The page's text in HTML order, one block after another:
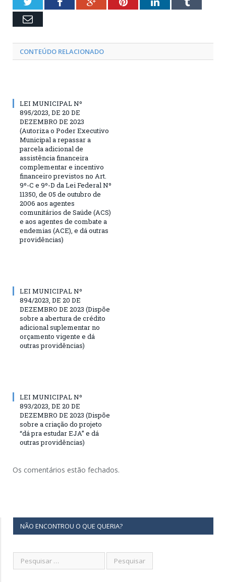
Email
CONTEÚDO RELACIONADO
LEI MUNICIPAL Nº
895/2023, DE 20 DE
DEZEMBRO DE 2023
(Autoriza o Poder Executivo
Municipal a repassar a
parcela adicional de
assistência financeira
complementar e incentivo
financeiro previstos no Art.
9º-C e 9º-D da Lei Federal Nº
11350, de 05 de outubro de
2006 aos agentes
comunitários de Saúde (ACS)
e aos agentes de combate a
endemias (ACE), e dá outras
providências)
LEI MUNICIPAL Nº
894/2023, DE 20 DE
DEZEMBRO DE 2023 (Dispõe
sobre a abertura de crédito
adicional suplementar no
orçamento vigente e dá
outras providências)
LEI MUNICIPAL Nº
893/2023, DE 20 DE
DEZEMBRO DE 2023 (Dispõe
sobre a criação do projeto
“dá pra estudar EJA” e dá
outras providências)
Os comentários estão fechados.
NÃO ENCONTROU O QUE QUERIA?